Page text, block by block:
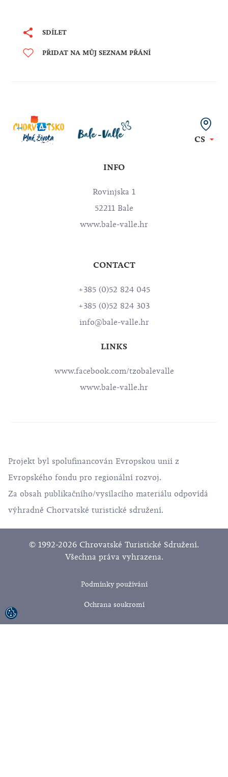
SDÍLET
PŘIDAT NA MŮJ SEZNAM PŘÁNÍ
CS
INFO
Rovinjska 1
52211 Bale
www.bale-valle.hr
CONTACT
+385 (0)52 824 045
+385 (0)52 824 303
info@bale-valle.hr
LINKS
www.facebook.com/tzobalevalle
www.bale-valle.hr
Projekt byl spolufinancován Evropskou unií z
Evropského fondu pro regionální rozvoj.
Za obsah publikačního/vysílacího materiálu odpovídá
výhradně Chorvatské turistické sdružení.
© 1992-2026 Chrovatské Turistické Sdružení.
Všechna práva vyhrazena.
Podmínky používání
Ochrana soukromí